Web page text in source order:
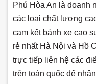
Phú Hòa An là doanh
các loại chất lượng
cam kết bánh xe cao
rẻ nhất Hà Nội và Hồ
trực tiếp liên hệ các
trên toàn quốc để